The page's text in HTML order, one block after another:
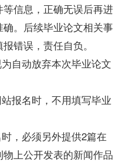
信息，正确无误后再进
。后续毕业论文相关事
错误，责任自负。
自动放弃本次毕业论文
报名时，不用填写毕业
，必须另外提供2篇在
上公开发表的新闻作品